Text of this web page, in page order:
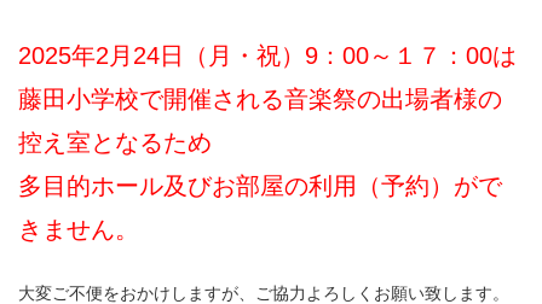
2025年2月24日（月・祝）9：00～１７：00は
藤田小学校で開催される音楽祭の出場者様の
控え室となるため
多目的ホール及びお部屋の利用（予約）がで
きません。
大変ご不便をおかけしますが、ご協力よろしくお願い致します。